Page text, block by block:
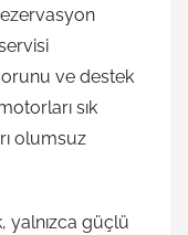
ve destek
sık
olumsuz
yalnızca güçlü